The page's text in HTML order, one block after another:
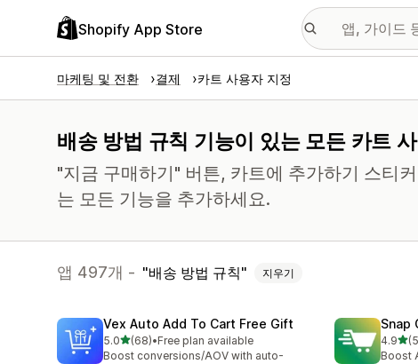
Shopify App Store
마케팅 및 전환 결제 카트 사용자 지정
배송 방법 규칙 기능이 있는 모든 카트
"지금 구매하기" 버튼, 카트에 추가하기 스티
는 모든 기능을 추가하세요.
앱 497개 - 배송 방법 규칙 지우기
Vex Auto Add To Cart Free Gift
5.0별 5개 중
(68)
총 리뷰 68개
•Free plan available
Boost conversions/AOV with auto-
Snap
4.9별
총 리
Boost